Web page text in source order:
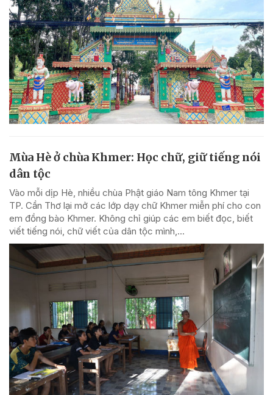
Mùa Hè ở chùa Khmer: Học chữ, giữ tiếng nói
dân tộc
Vào mỗi dịp Hè, nhiều chùa Phật giáo Nam tông Khmer tại
TP. Cần Thơ lại mở các lớp dạy chữ Khmer miễn phí cho con
em đồng bào Khmer. Không chỉ giúp các em biết đọc, biết
viết tiếng nói, chữ viết của dân tộc mình,...